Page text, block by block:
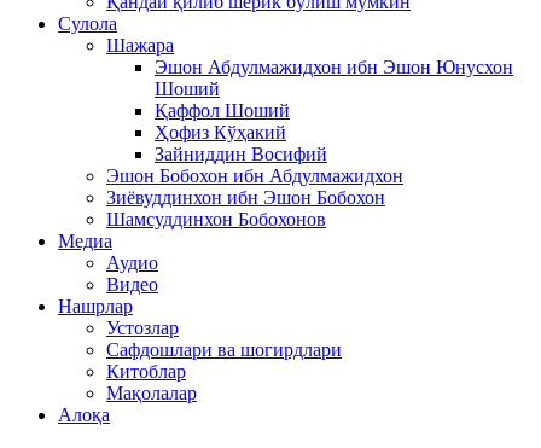
Сулола
Шажара
Эшон Абдулмажидхон ибн Эшон Юнусхон
Шоший
Қаффол Шоший
Ҳофиз Кўҳакий
Зайниддин Восифий
Эшон Бобохон ибн Абдулмажидхон
Зиёвуддинхон ибн Эшон Бобохон
Шамсуддинхон Бобохонов
Медиа
Аудио
Видео
Нашрлар
Устозлар
Сафдошлари ва шогирдлари
Китоблар
Мақолалар
Алоқа